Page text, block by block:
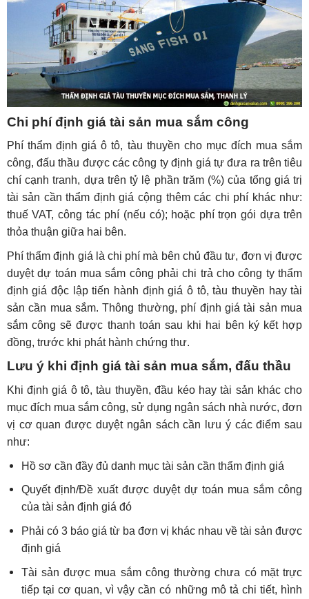
Chi phí định giá tài sản mua sắm công
Phí thẩm định giá ô tô, tàu thuyền cho mục đích mua sắm
công, đấu thầu được các công ty định giá tự đưa ra trên tiêu
chí cạnh tranh, dựa trên tỷ lệ phần trăm (%) của tổng giá trị
tài sản cần thẩm định giá cộng thêm các chi phí khác như:
thuế VAT, công tác phí (nếu có); hoặc phí trọn gói dựa trên
thỏa thuận giữa hai bên.
Phí thẩm định giá là chi phí mà bên chủ đầu tư, đơn vị được
duyệt dự toán mua sắm công phải chi trả cho công ty thẩm
định giá độc lập tiến hành định giá ô tô, tàu thuyền hay tài
sản cần mua sắm. Thông thường, phí định giá tài sản mua
sắm công sẽ được thanh toán sau khi hai bên ký kết hợp
đồng, trước khi phát hành chứng thư.
Lưu ý khi định giá tài sản mua sắm, đấu thầu
Khi định giá ô tô, tàu thuyền, đầu kéo hay tài sản khác cho
mục đích mua sắm công, sử dụng ngân sách nhà nước, đơn
vị cơ quan được duyệt ngân sách cần lưu ý các điểm sau
như:
Hồ sơ cần đầy đủ danh mục tài sản cần thẩm định giá
Quyết định/Đề xuất được duyệt dự toán mua sắm công
của tài sản định giá đó
Phải có 3 báo giá từ ba đơn vị khác nhau về tài sản được
định giá
Tài sản được mua sắm công thường chưa có mặt trực
tiếp tại cơ quan, vì vậy cần có những mô tả chi tiết, hình